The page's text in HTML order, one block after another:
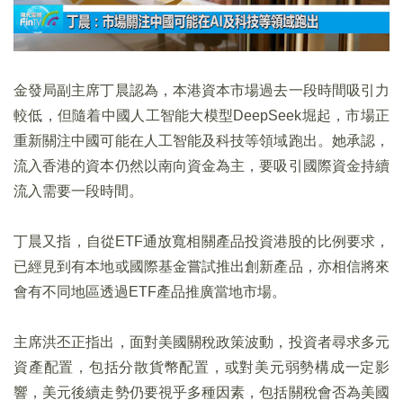
金發局副主席丁晨認為，本港資本市場過去一段時間吸引力
較低，但隨着中國人工智能大模型DeepSeek堀起，市場正
重新關注中國可能在人工智能及科技等領域跑出。她承認，
流入香港的資本仍然以南向資金為主，要吸引國際資金持續
流入需要一段時間。
丁晨又指，自從ETF通放寬相關產品投資港股的比例要求，
已經見到有本地或國際基金嘗試推出創新產品，亦相信將來
會有不同地區透過ETF產品推廣當地市場。
主席洪丕正指出，面對美國關稅政策波動，投資者尋求多元
資產配置，包括分散貨幣配置，或對美元弱勢構成一定影
響，美元後續走勢仍要視乎多種因素，包括關稅會否為美國